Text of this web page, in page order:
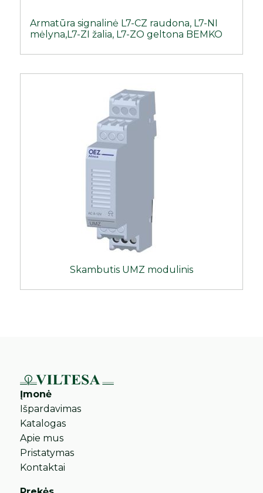
Armatūra signalinė L7-CZ raudona, L7-NI
mėlyna,L7-ZI žalia, L7-ZO geltona BEMKO
Skambutis UMZ modulinis
Įmonė
Išpardavimas
Katalogas
Apie mus
Pristatymas
Kontaktai